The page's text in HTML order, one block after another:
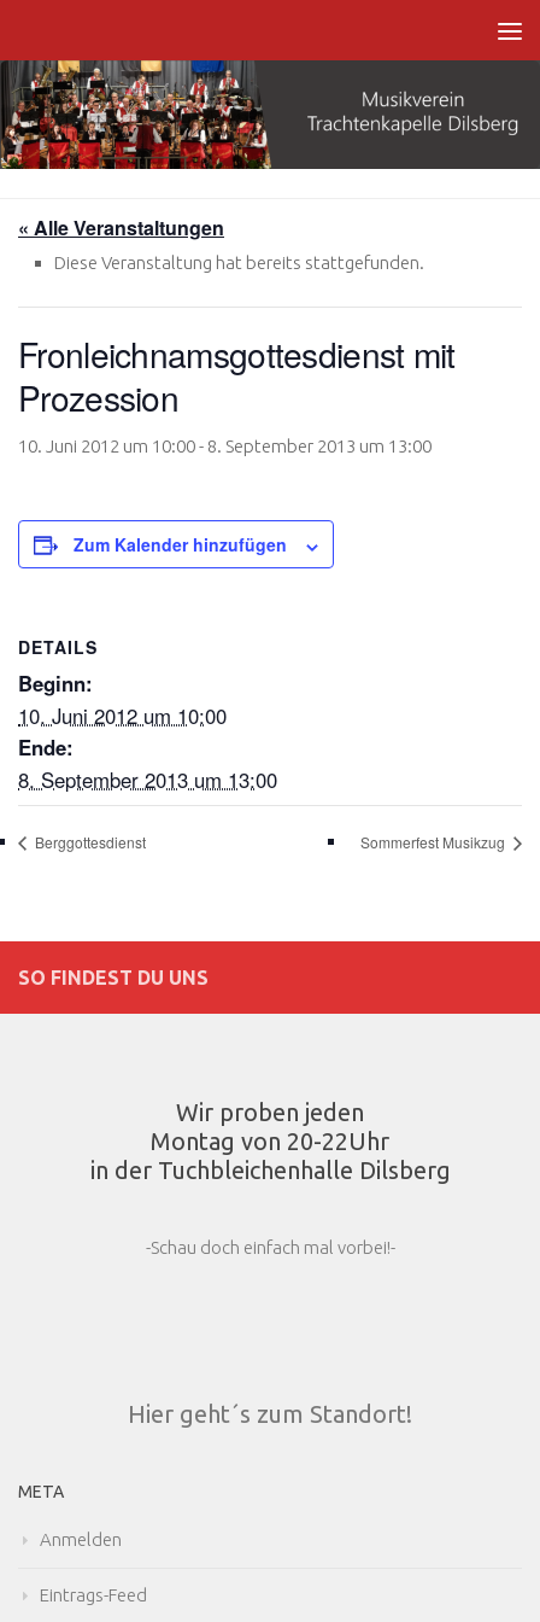
« Alle Veranstaltungen
Diese Veranstaltung hat bereits stattgefunden.
Fronleichnamsgottesdienst mit
Prozession
10. Juni 2012 um 10:00- 8. September 2013 um 13:00
Zum Kalender hinzufügen
DETAILS
Beginn:
10. Juni 2012 um 10:00
Ende:
8. September 2013 um 13:00
Berggottesdienst Sommerfest Musikzug
SO FINDEST DU UNS
Wir proben jeden
Montag von 20-22Uhr
in der Tuchbleichenhalle Dilsberg
-Schau doch einfach mal vorbei!-
Hier geht´s zum Standort!
META
Anmelden
Eintrags-Feed